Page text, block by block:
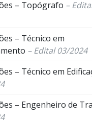
– Topógrafo –
– Técnico em
– Edital 03/2024
– Técnico em
– Engenheiro de